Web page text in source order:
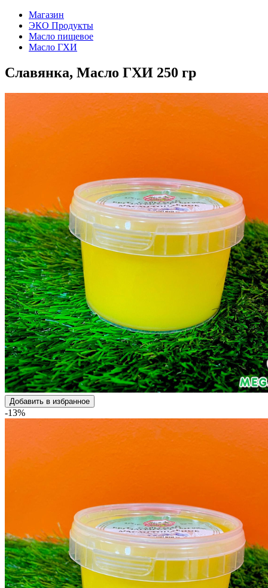
Магазин
ЭКО Продукты
Масло пищевое
Масло ГХИ
Славянка, Масло ГХИ 250 гр
Добавить в избранное
-13%